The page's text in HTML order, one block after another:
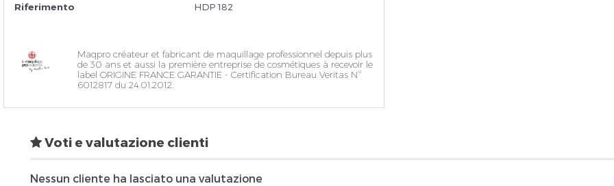
Riferimento HDP 182
Maqpro créateur et fabricant de maquillage professionnel depuis plus
de 30 ans et aussi la première entreprise de cosmétiques à recevoir le
label ORIGINE FRANCE GARANTIE - Certification Bureau Veritas N°
6012817 du 24.01.2012.
Voti e valutazione clienti
Nessun cliente ha lasciato una valutazione